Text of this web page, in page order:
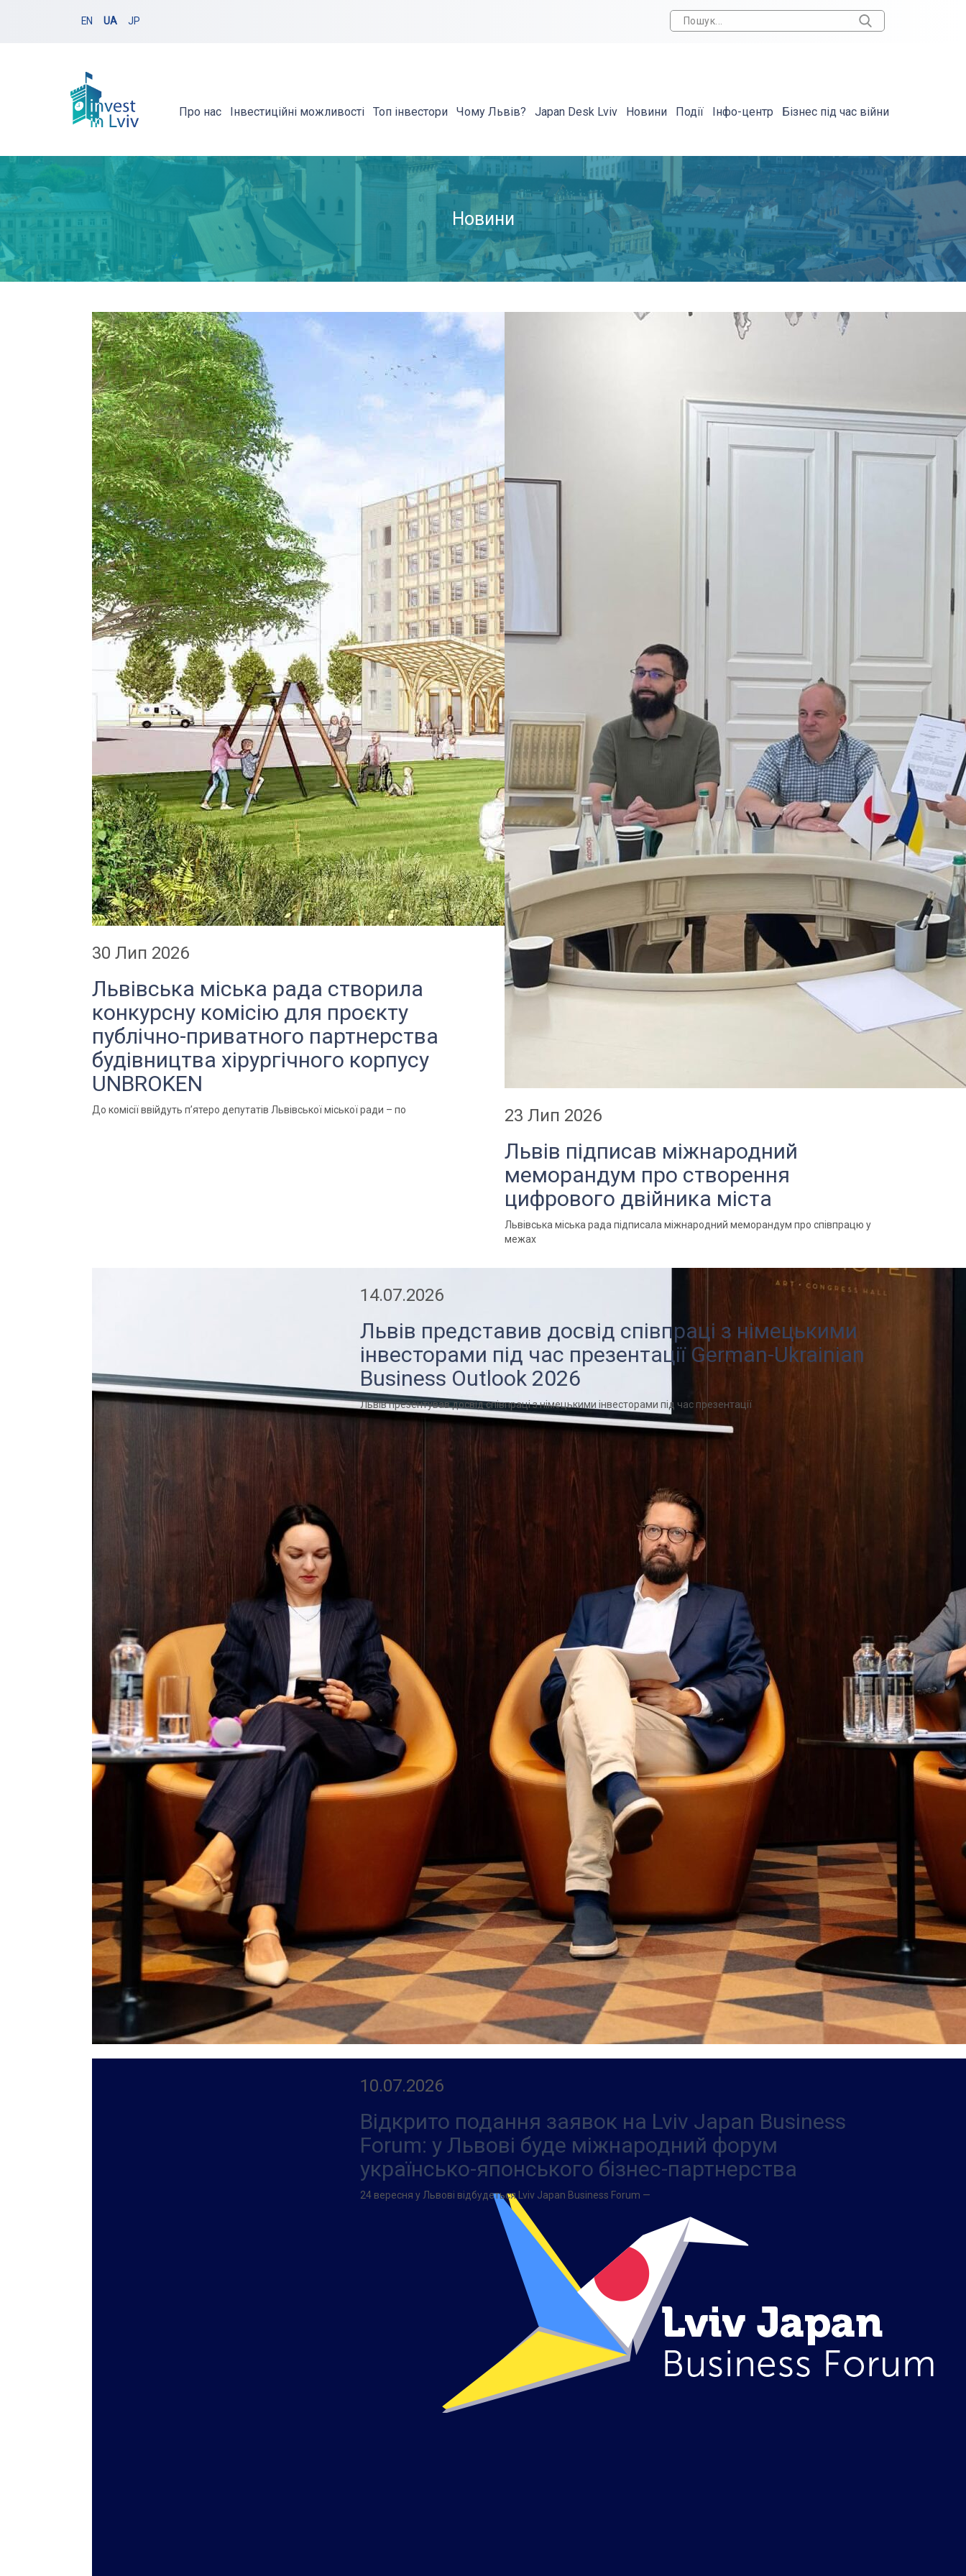
EN UA JP
Про нас Інвестиційні можливості Топ інвестори Чому Львів? Japan Desk Lviv Новини Події Інфо-центр Бізнес під час війни
Новини
30 Лип 2026
Львівська міська рада створила
конкурсну комісію для проєкту
публічно-приватного партнерства
будівництва хірургічного корпусу
UNBROKEN
До комісії ввійдуть п’ятеро депутатів Львівської міської ради – по 23 Лип 2026
Львів підписав міжнародний
меморандум про створення
цифрового двійника міста
Львівська міська рада підписала міжнародний меморандум про співпрацю у
межах
14.07.2026
Львів представив досвід співпраці з німецькими
інвесторами під час презентації German-Ukrainian
Business Outlook 2026
Львів презентував досвід співпраці з німецькими інвесторами під час презентації
10.07.2026
Відкрито подання заявок на Lviv Japan Business
Forum: у Львові буде міжнародний форум
українсько-японського бізнес-партнерства
24 вересня у Львові відбудеться Lviv Japan Business Forum —